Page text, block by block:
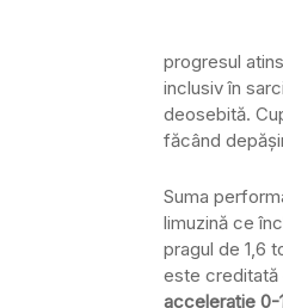
progresul
inclusiv în
deosebită.
făcând
Suma
limuzină ce
pragul de 1,6
este creditată
accelerație 0-